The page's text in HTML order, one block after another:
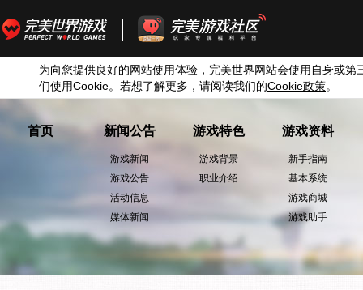
为向您提供良好的网站使用体验，完美世界网站会使用自身或第
们使用Cookie。若想了解更多，请阅读我们的Cookie政策。
首页 新闻公告
游戏新闻
游戏公告
活动信息
媒体新闻
游戏特色
游戏背景
职业介绍
游戏资料
新手指南
基本系统
游戏商城
游戏助手